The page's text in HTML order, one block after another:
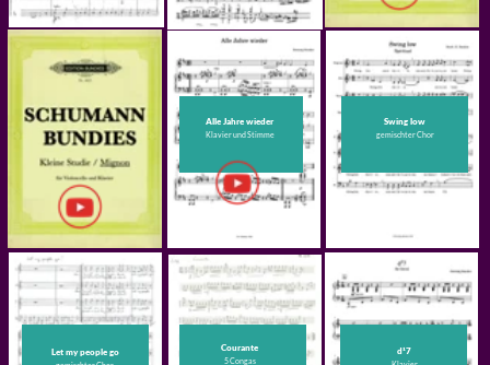
Fuga XX
Klavier
lot 18/16
Klavier
Toccata in d
Klavier
Glückwunsch
Violoncello
der Mond schien helle
Violoncello
Esifubeni sakhe
Violoncello
Ricercar à 6